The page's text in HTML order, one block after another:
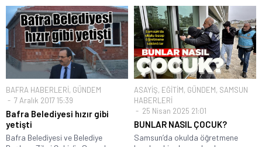
BAFRA HABERLERİ, GÜNDEM
7 Aralık 2017 15:39
Bafra Belediyesi hızır gibi
yetişti
Bafra Belediyesi ve Belediye
ASAYİŞ, EĞİTİM, GÜNDEM, SAMSUN
HABERLERİ
25 Nisan 2025 21:01
BUNLAR NASIL ÇOCUK?
Samsun’da okulda öğretmene